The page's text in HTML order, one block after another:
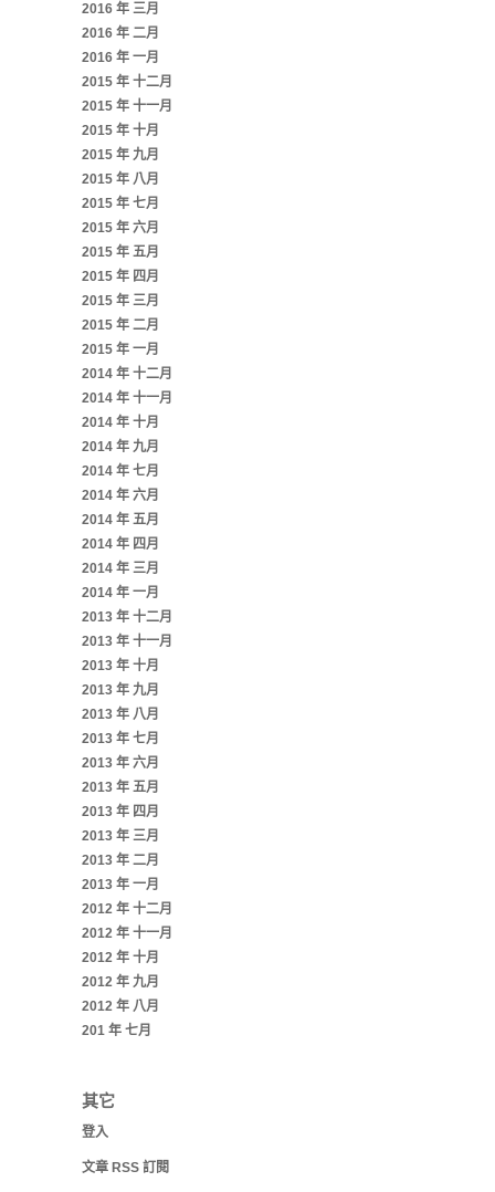
2016 年 三月
2016 年 二月
2016 年 一月
2015 年 十二月
2015 年 十一月
2015 年 十月
2015 年 九月
2015 年 八月
2015 年 七月
2015 年 六月
2015 年 五月
2015 年 四月
2015 年 三月
2015 年 二月
2015 年 一月
2014 年 十二月
2014 年 十一月
2014 年 十月
2014 年 九月
2014 年 七月
2014 年 六月
2014 年 五月
2014 年 四月
2014 年 三月
2014 年 一月
2013 年 十二月
2013 年 十一月
2013 年 十月
2013 年 九月
2013 年 八月
2013 年 七月
2013 年 六月
2013 年 五月
2013 年 四月
2013 年 三月
2013 年 二月
2013 年 一月
2012 年 十二月
2012 年 十一月
2012 年 十月
2012 年 九月
2012 年 八月
201 年 七月
其它
登入
文章 RSS 訂閱